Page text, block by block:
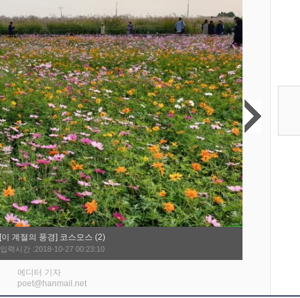
[이 계절의 풍경] 코스모스 (2)
입력시간 :2018-10-27 00:23:10
에디터 기자
poet@hanmail.net